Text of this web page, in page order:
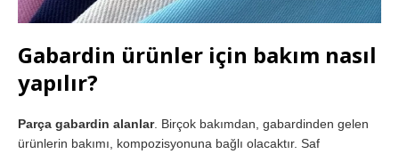
Gabardin ürünler için bakım nasıl
yapılır?
Parça gabardin alanlar. Birçok bakımdan, gabardinden gelen
ürünlerin bakımı, kompozisyonuna bağlı olacaktır. Saf